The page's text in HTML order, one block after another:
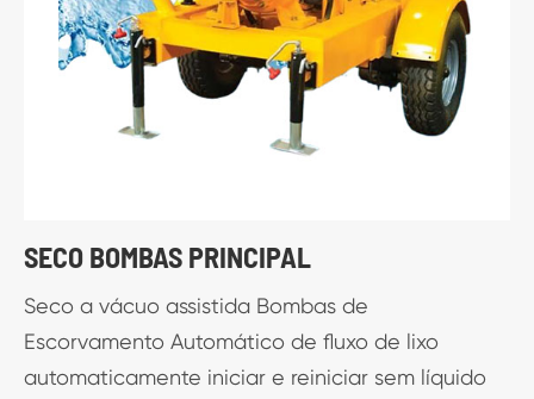
SECO BOMBAS PRINCIPAL
Seco a vácuo assistida Bombas de
Escorvamento Automático de fluxo de lixo
automaticamente iniciar e reiniciar sem líquido